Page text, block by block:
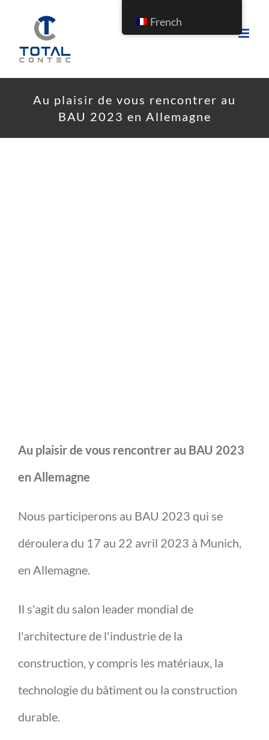
Au plaisir de vous rencontrer au
BAU 2023 en Allemagne
Au plaisir de vous rencontrer au BAU 2023
en Allemagne
Nous participerons au BAU 2023 qui se
déroulera du 17 au 22 avril 2023 à Munich,
en Allemagne.
Il s'agit du salon leader mondial de
l'architecture de l'industrie de la
construction, y compris les matériaux, la
technologie du bâtiment ou la construction
durable.
French